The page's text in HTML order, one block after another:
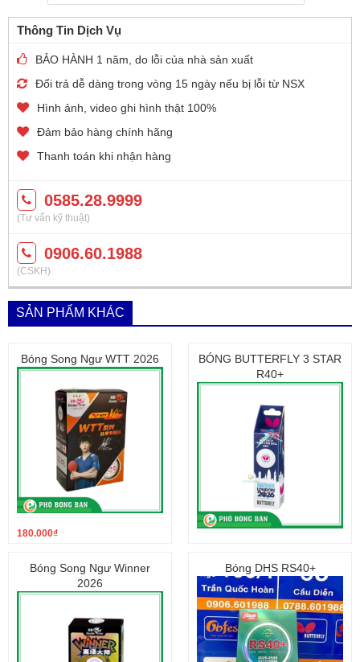
Thông Tin Dịch Vụ
BẢO HÀNH 1 năm, do lỗi của nhà sản xuất
Đổi trả dễ dàng trong vòng 15 ngày nếu bị lỗi từ NSX
Hình ảnh, video ghi hình thật 100%
Đảm bảo hàng chính hãng
Thanh toán khi nhận hàng
0585.28.9999
(Tư vấn kỹ thuật)
0906.60.1988
(CSKH)
SẢN PHẨM KHÁC
Bóng Song Ngư WTT 2026
180.000₫
BÓNG BUTTERFLY 3 STAR
R40+
Bóng Song Ngư Winner
2026
Bóng DHS RS40+